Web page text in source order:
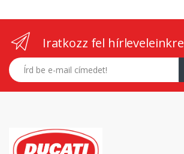
Iratkozz fel hírleveleinkre
E-mail címed